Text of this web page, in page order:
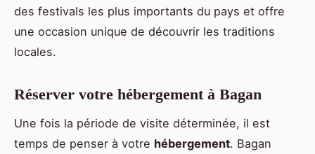
des festivals les plus importants du pays et offre
une occasion unique de découvrir les traditions
locales.
Réserver votre hébergement à Bagan
Une fois la période de visite déterminée, il est
temps de penser à votre hébergement. Bagan